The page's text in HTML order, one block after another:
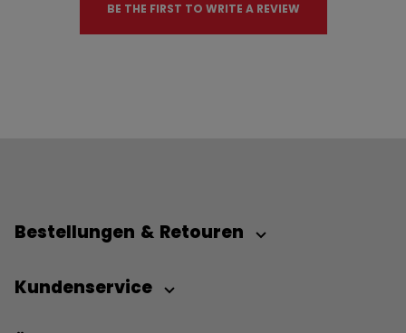
BE THE FIRST TO WRITE A REVIEW
Bestellungen & Retouren
Kundenservice